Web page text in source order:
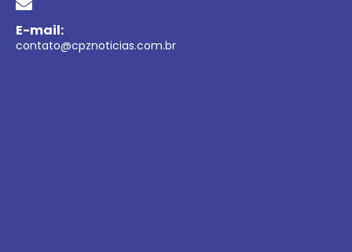
E-mail:
contato@cpznoticias.com.br